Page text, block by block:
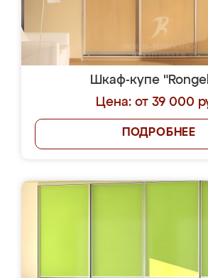
Шкаф-купе
Цена: от 39 000
ПОДРОБНЕЕ